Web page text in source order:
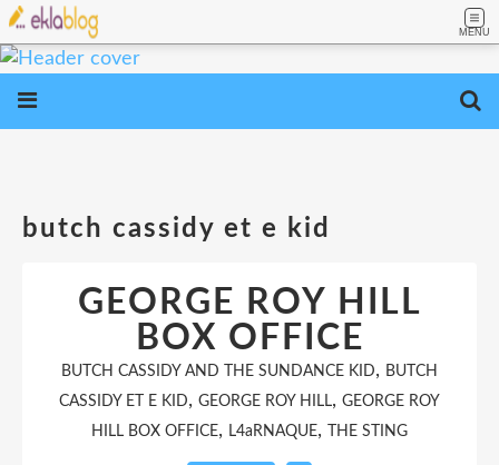
MENU
butch cassidy et e kid
GEORGE ROY HILL
BOX OFFICE
BUTCH CASSIDY AND THE SUNDANCE KID, BUTCH
CASSIDY ET E KID, GEORGE ROY HILL, GEORGE ROY
HILL BOX OFFICE, L4aRNAQUE, THE STING